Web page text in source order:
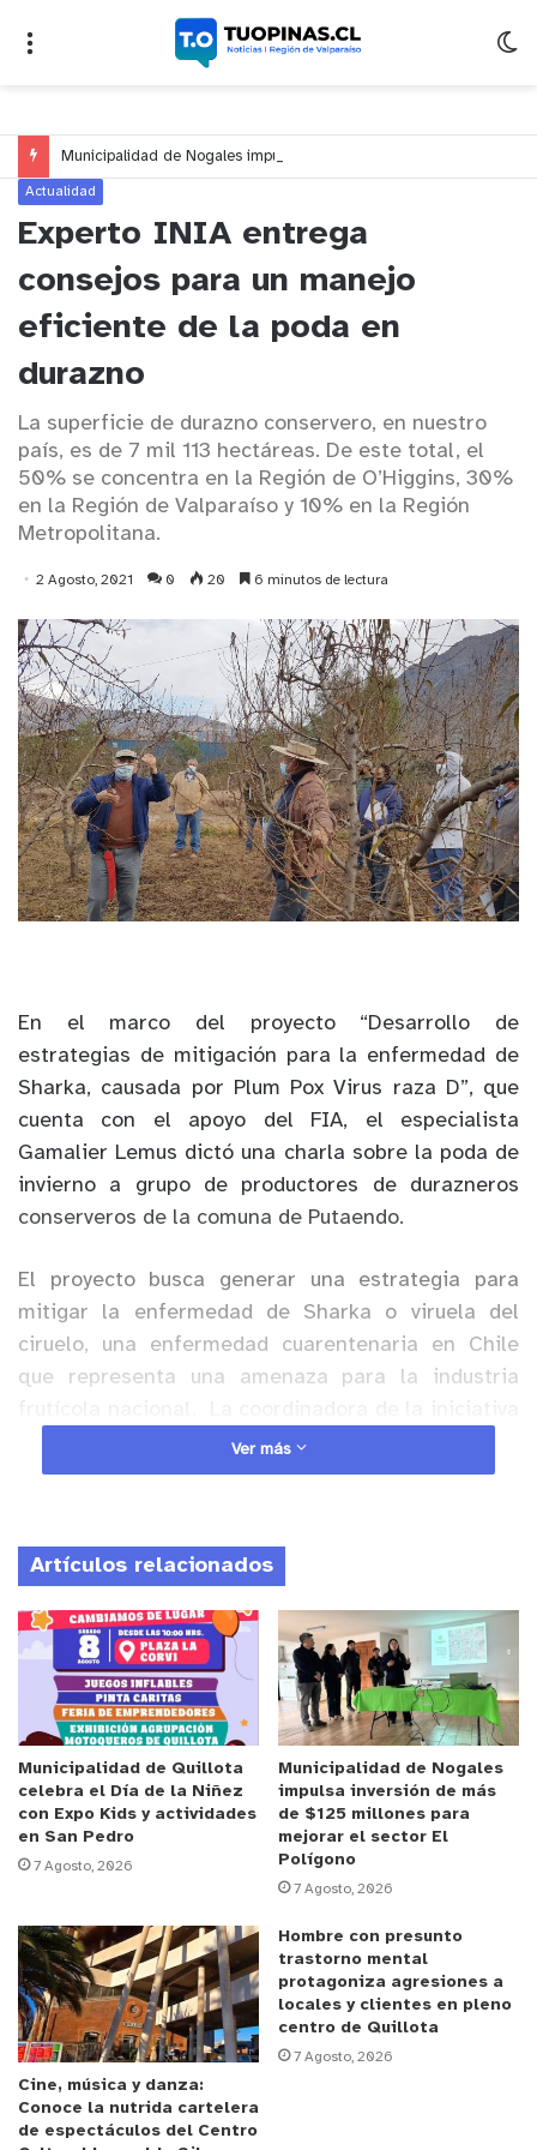
Actualidad
Experto INIA entrega
consejos para un manejo
eficiente de la poda en
durazno
La superficie de durazno conservero, en nuestro
país, es de 7 mil 113 hectáreas. De este total, el
50% se concentra en la Región de O’Higgins, 30%
en la Región de Valparaíso y 10% en la Región
Metropolitana.
2 Agosto, 2021 0 20 6 minutos de lectura
En el marco del proyecto “Desarrollo de
estrategias de mitigación para la enfermedad de
Sharka, causada por Plum Pox Virus raza D”, que
cuenta con el apoyo del FIA, el especialista
Gamalier Lemus dictó una charla sobre la poda de
invierno a grupo de productores de durazneros
conserveros de la comuna de Putaendo.
El proyecto busca generar una estrategia para
mitigar la enfermedad de Sharka o viruela del
ciruelo, una enfermedad cuarentenaria en Chile
que representa una amenaza para la industria
y especialista en virología de INIA La Platina es la
investigadora Mónica Madariaga.
En el día de campo,
transferencista de INIA La Cruz Andrea Torres,el
especialista Gamalier Lemus señaló algunos
aspectos que se deben mantener en
consideración para lograr un buen resultado en el
desarrollo de este tipo de huertos. El énfasis
estuvo en dar a conocer los criterios, que son
principalmente el equilibrio y la cantidad de fruta
que hay que dejar en función del potencial de
carga, objetivo del mercado y la variedad.
Lo primero que afirma el experto es que la poda y
conducción determina la estructura de un árbol y
también del huerto. En el caso de la poda en
duraznero, explica el especialista del INIA, “no
importa el sistema de formación, lo importante es
evitar el sombreamiento de la fruta que se
encuentra al interior del follaje y de los futuros
Ver más
Artículos relacionados
Municipalidad de Quillota
celebra el Día de la Niñez
con Expo Kids y actividades
en San Pedro
7 Agosto, 2026
Municipalidad de Nogales
impulsa inversión de más
de $125 millones para
mejorar el sector El
Polígono
7 Agosto, 2026
Cine, música y danza:
Conoce la nutrida cartelera
de espectáculos del Centro
Hombre con presunto
trastorno mental
protagoniza agresiones a
locales y clientes en pleno
centro de Quillota
7 Agosto, 2026